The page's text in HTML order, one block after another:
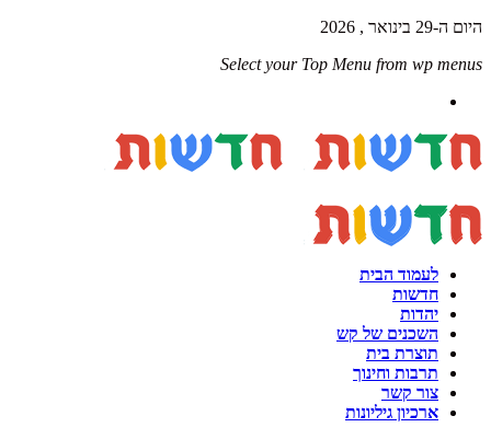
היום ה-29 בינואר , 2026
Select your Top Menu from wp menus
לעמוד הבית
חדשות
יהדות
השכנים של קש
תוצרת בית
תרבות וחינוך
צור קשר
ארכיון גיליונות